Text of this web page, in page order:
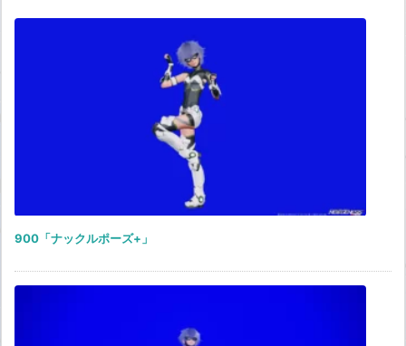
900「ナックルポーズ+」